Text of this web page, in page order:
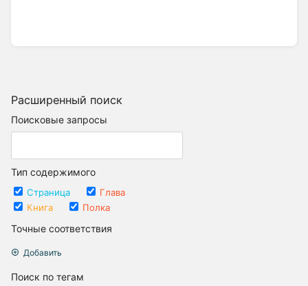
Расширенный поиск
Поисковые запросы
Тип содержимого
Страница
Глава
Книга
Полка
Точные соответствия
Добавить
Поиск по тегам